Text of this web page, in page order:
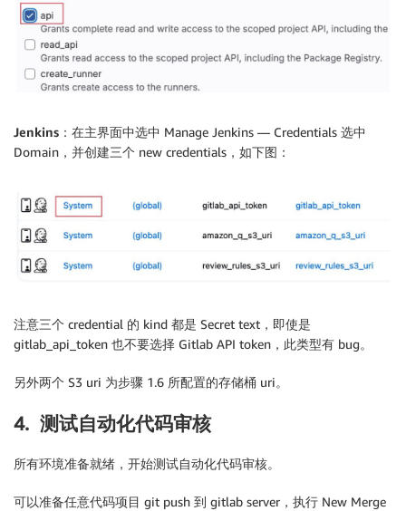
Jenkins： 在主界面中选中 Manage Jenkins — Credentials 选中
Domain，并创建三个 new credentials，如下图：
注意三个 credential 的 kind 都是 Secret text，即使是
gitlab_api_token 也不要选择 Gitlab API token，此类型有 bug。
另外两个 S3 uri 为步骤 1.6 所配置的存储桶 uri。
4. 测试自动化代码审核
所有环境准备就绪，开始测试自动化代码审核。
可以准备任意代码项目 git push 到 gitlab server，执行 New Merge